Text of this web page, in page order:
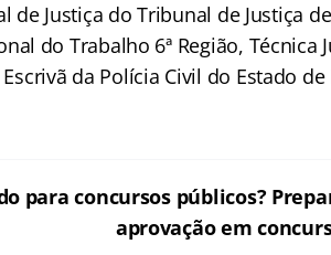
de Justiça do Tribunal de Justiça
do Trabalho 6ª Região,
da Polícia Civil do Estado
para concursos públicos?
aprovação em